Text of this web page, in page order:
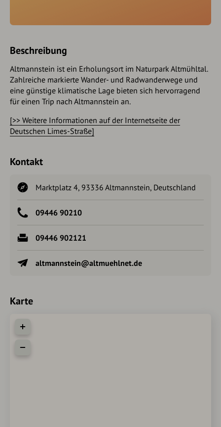
Beschreibung
Altmannstein ist ein Erholungsort im Naturpark Altmühltal.
Zahlreiche markierte Wander- und Radwanderwege und
eine günstige klimatische Lage bieten sich hervorragend
für einen Trip nach Altmannstein an.
[>> Weitere Informationen auf der Internetseite der
Deutschen Limes-Straße]
Kontakt
Marktplatz 4, 93336 Altmannstein, Deutschland
09446 90210
09446 902121
altmannstein@altmuehlnet.de
Karte